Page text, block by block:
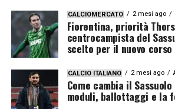
CALCIOMERCATO 2 mesi ago
Fiorentina, priorità
centrocampista del
scelto per il nuovo corso
CALCIO ITALIANO 2 mesi ago
Come cambia il
moduli, ballottaggi e la